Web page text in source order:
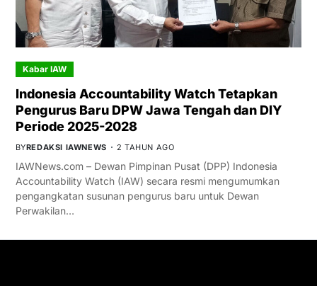
Kabar IAW
Indonesia Accountability Watch Tetapkan
Pengurus Baru DPW Jawa Tengah dan DIY
Periode 2025-2028
BYREDAKSI IAWNEWS 2 TAHUN AGO
IAWNews.com – Dewan Pimpinan Pusat (DPP) Indonesia
Accountability Watch (IAW) secara resmi mengumumkan
pengangkatan susunan pengurus baru untuk Dewan
Perwakilan…